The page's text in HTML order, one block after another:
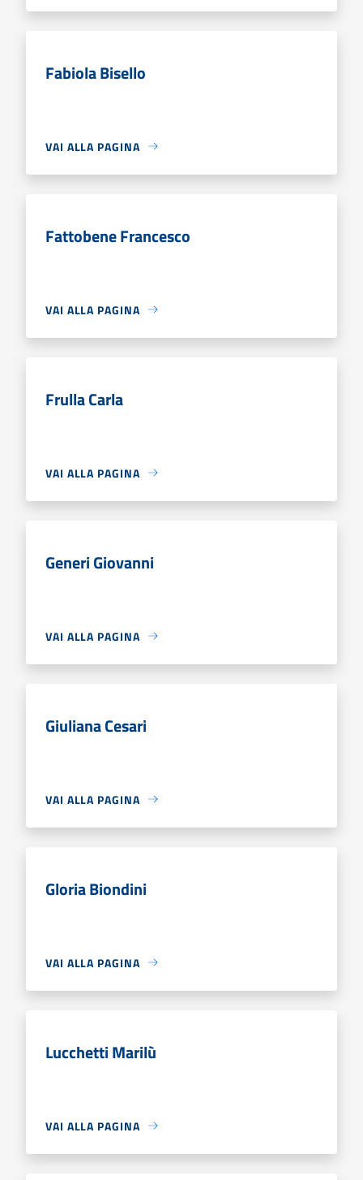
Fabiola Bisello
VAI ALLA PAGINA
Fattobene Francesco
VAI ALLA PAGINA
Frulla Carla
VAI ALLA PAGINA
Generi Giovanni
VAI ALLA PAGINA
Giuliana Cesari
VAI ALLA PAGINA
Gloria Biondini
VAI ALLA PAGINA
Lucchetti Marilù
VAI ALLA PAGINA